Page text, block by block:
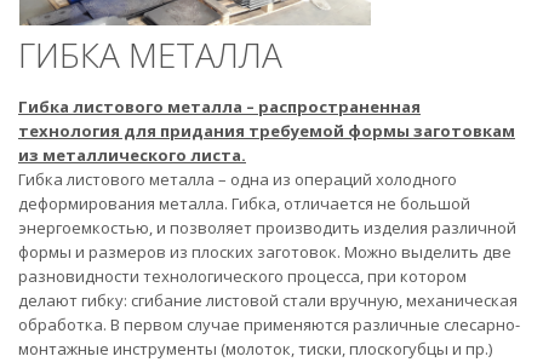
ГИБКА МЕТАЛЛА
Гибка листового металла – распространенная
технология для придания требуемой формы заготовкам
из металлического листа.
Гибка листового металла – одна из операций холодного
деформирования металла. Гибка, отличается не большой
энергоемкостью, и позволяет производить изделия различной
формы и размеров из плоских заготовок. Можно выделить две
разновидности технологического процесса, при котором
делают гибку: сгибание листовой стали вручную, механическая
обработка. В первом случае применяются различные слесарно-
монтажные инструменты (молоток, тиски, плоскогубцы и пр.)